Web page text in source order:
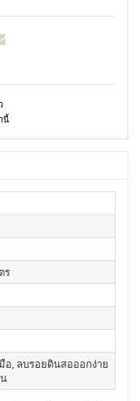
นี้
ร
อ, ลบรอยดินสอออกง่าย